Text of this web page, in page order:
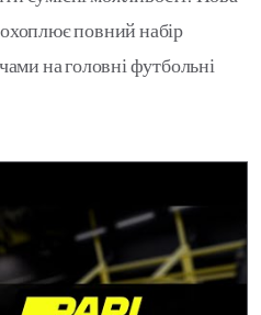
повний набір
на головні футбольні